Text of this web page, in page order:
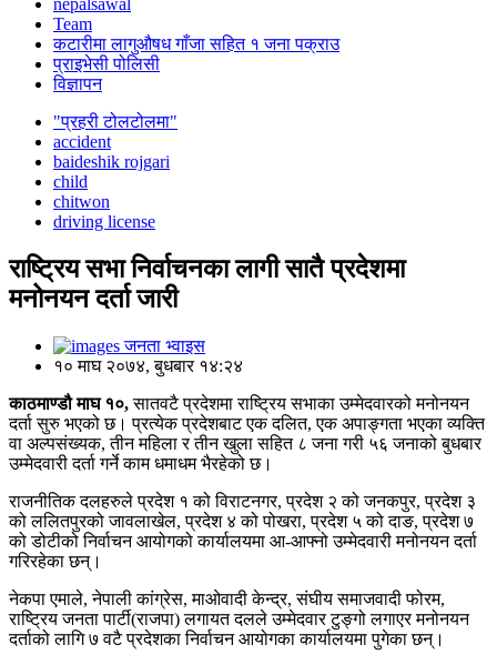
nepalsawal
Team
कटारीमा लागुऔषध गाँजा सहित १ जना पक्राउ
प्राइभेसी पोलिसी
विज्ञापन
"प्रहरी टोलटोलमा"
accident
baideshik rojgari
child
chitwon
driving license
राष्ट्रिय सभा निर्वाचनका लागी सातै प्रदेशमा
मनोनयन दर्ता जारी
जनता भ्वाइस
१० माघ २०७४, बुधबार १४:२४
काठमाण्डौ माघ १०,सातवटै प्रदेशमा राष्ट्रिय सभाका उम्मेदवारको मनोनयन
दर्ता सुरु भएको छ। प्रत्येक प्रदेशबाट एक दलित, एक अपाङ्गता भएका व्यक्ति
वा अल्पसंख्यक, तीन महिला र तीन खुला सहित ८ जना गरी ५६ जनाको बुधबार
उम्मेदवारी दर्ता गर्ने काम धमाधम भैरहेको छ।
राजनीतिक दलहरुले प्रदेश १ को विराटनगर, प्रदेश २ को जनकपुर, प्रदेश ३
को ललितपुरको जावलाखेल, प्रदेश ४ को पोखरा, प्रदेश ५ को दाङ, प्रदेश ७
को डोटीको निर्वाचन आयोगको कार्यालयमा आ-आफ्नो उम्मेदवारी मनोनयन दर्ता
गरिरहेका छन्।
नेकपा एमाले, नेपाली कांग्रेस, माओवादी केन्द्र, संघीय समाजवादी फोरम,
राष्ट्रिय जनता पार्टी(राजपा) लगायत दलले उम्मेदवार टुङ्गो लगाएर मनोनयन
दर्ताको लागि ७ वटै प्रदेशका निर्वाचन आयोगका कार्यालयमा पुगेका छन्।